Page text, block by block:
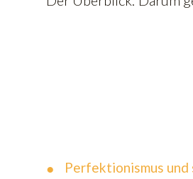
Perfektionismus